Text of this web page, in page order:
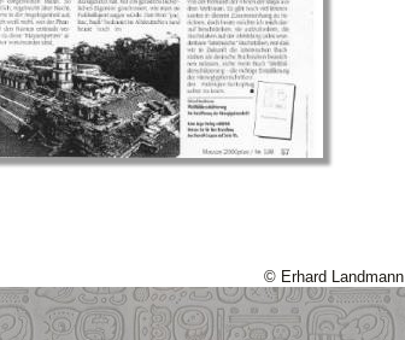
© Erhard Landmann